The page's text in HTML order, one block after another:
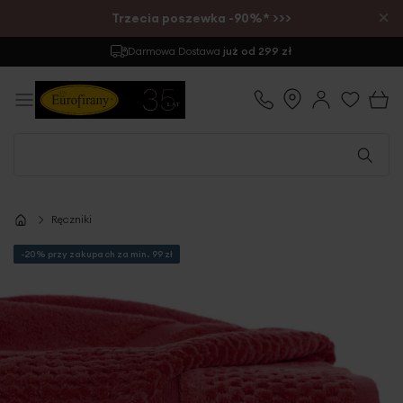
Trzecia poszewka -90%* >>> ×
Darmowa Dostawa już od 299 zł
Ręczniki
na
-20% przy zakupach za min. 99 zł